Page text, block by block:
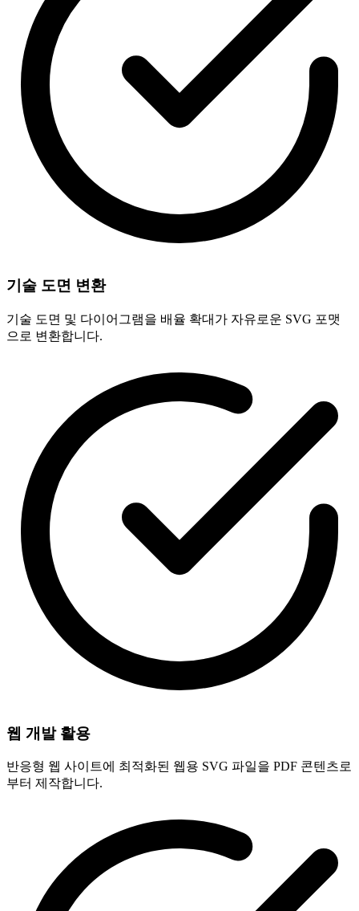
기술 도면 변환
기술 도면 및 다이어그램을 배율 확대가 자유로운 SVG 포맷
으로 변환합니다.
웹 개발 활용
반응형 웹 사이트에 최적화된 웹용 SVG 파일을 PDF 콘텐츠로
부터 제작합니다.